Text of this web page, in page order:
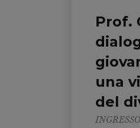
Prof.
una
del